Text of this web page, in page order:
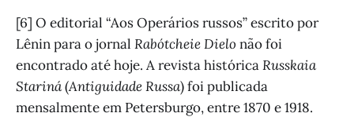
[6] O editorial “Aos Operários russos” escrito por
Lênin para o jornal Rabótcheie Dielo não foi
encontrado até hoje. A revista históricaRusskaia
Stariná(Antiguidade Russa) foi publicada
mensalmente em Petersburgo, entre 1870 e 1918.